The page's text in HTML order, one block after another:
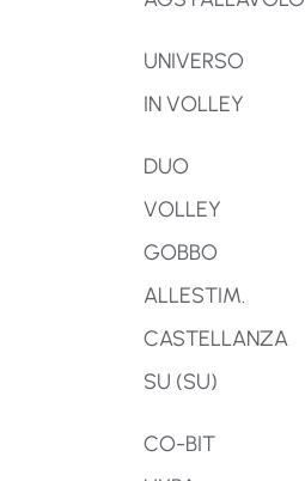
UNIVERSO
IN VOLLEY
DUO
VOLLEY
GOBBO
ALLESTIM.
CASTELLANZA
SU (SU)
CO-BIT